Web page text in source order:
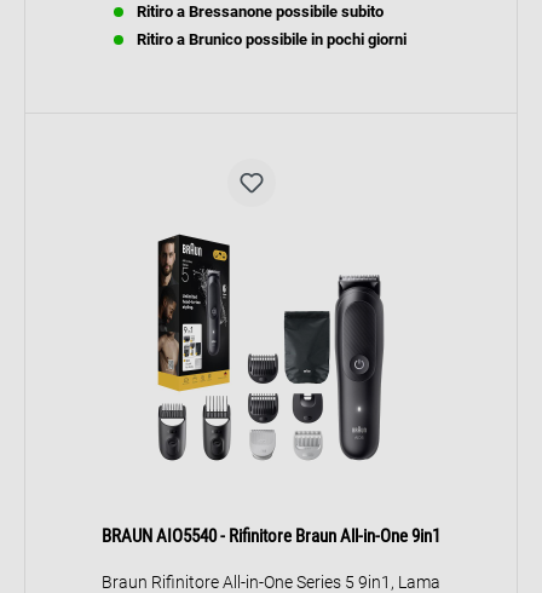
Ritiro a Bressanone possibile subito
Ritiro a Brunico possibile in pochi giorni
BRAUN AIO5540 - Rifinitore Braun All-in-One 9in1
Braun Rifinitore All-in-One Series 5 9in1, Lama